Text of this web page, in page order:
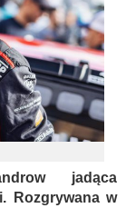
jadąca
Rozgrywana w